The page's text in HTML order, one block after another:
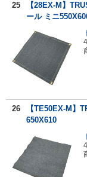
25
【28EX-M】
ール ミニ
26
【TE50EX-M】
650X610